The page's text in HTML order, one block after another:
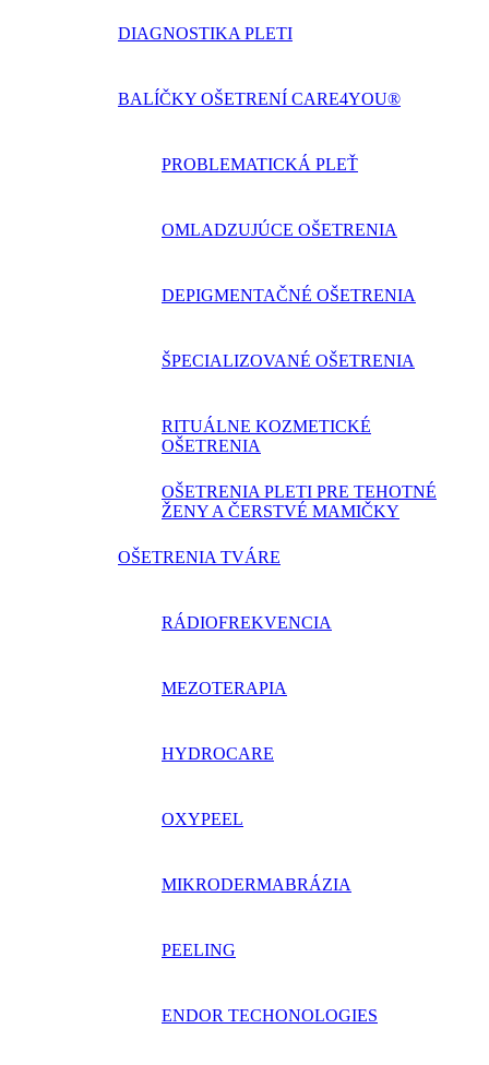
DIAGNOSTIKA PLETI
BALÍČKY OŠETRENÍ CARE4YOU®
PROBLEMATICKÁ PLEŤ
OMLADZUJÚCE OŠETRENIA
DEPIGMENTAČNÉ OŠETRENIA
ŠPECIALIZOVANÉ OŠETRENIA
RITUÁLNE KOZMETICKÉ
OŠETRENIA
OŠETRENIA PLETI PRE TEHOTNÉ
ŽENY A ČERSTVÉ MAMIČKY
OŠETRENIA TVÁRE
RÁDIOFREKVENCIA
MEZOTERAPIA
HYDROCARE
OXYPEEL
MIKRODERMABRÁZIA
PEELING
ENDOR TECHONOLOGIES